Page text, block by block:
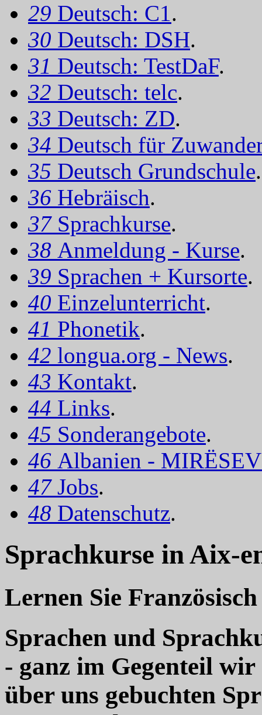
29 Deutsch: C1.
30 Deutsch: DSH.
31 Deutsch: TestDaF.
32 Deutsch: telc.
33 Deutsch: ZD.
34 Deutsch für
35 Deutsch Grundschule.
36 Hebräisch.
37 Sprachkurse.
38 Anmeldung - Kurse.
39 Sprachen + Kursorte.
40 Einzelunterricht.
41 Phonetik.
42 longua.org - News.
43 Kontakt.
44 Links.
45 Sonderangebote.
46 Albanien -
47 Jobs.
48 Datenschutz.
Sprachkurse in Aix-
Lernen Sie
Sprachen und
- ganz im Gegenteil
über uns gebuchten